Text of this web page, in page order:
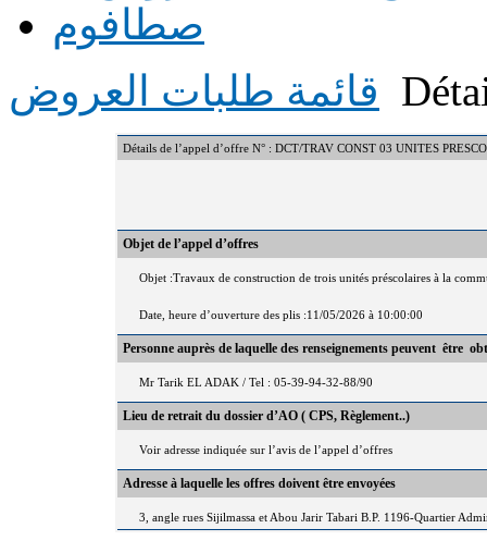
صطافوم
قائمة طلبات العروض
Détails de l’appel d’offre N° : DCT/TRAV CONST 03 UNITES
Objet de l’appel d’offres
Objet :Travaux de construction de trois unités préscolaires à la
Date, heure d’ouverture des plis :11/05/2026 à 10:00:00
Personne auprès de laquelle des renseignements peuvent être
Mr Tarik EL ADAK / Tel : 05-39-94-32-88/90
Lieu de retrait du dossier d’AO ( CPS, Règlement..)
Voir adresse indiquée sur l’avis de l’appel d’offres
Adresse à laquelle les offres doivent être envoyées
3, angle rues Sijilmassa et Abou Jarir Tabari B.P. 1196-Quartier